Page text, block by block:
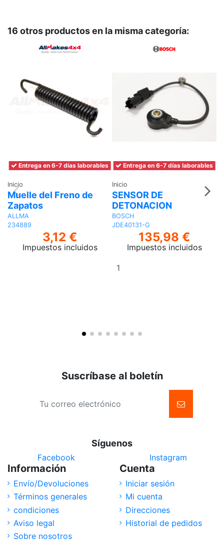
16 otros productos en la misma categoría:
Entrega en 6-7 días laborables
Inicio
Muelle del Freno de
Zapatos
ALLMA
234889
3,12 €
Impuestos incluidos
Entrega en 6-7 días laborables
Inicio
SENSOR DE
DETONACION
BOSCH
JDE40131-G
135,98 €
Impuestos incluidos
Suscríbase al boletín
Síguenos
Facebook Instagram
Información
Envío/Devoluciones
Términos generales
condiciones
Aviso legal
Sobre nosotros
Cuenta
Iniciar sesión
Mi cuenta
Direcciones
Historial de pedidos